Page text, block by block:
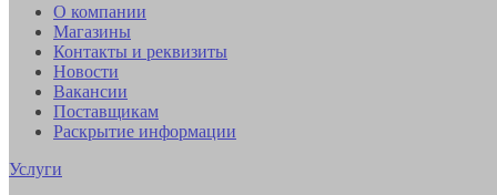
О компании
Магазины
Контакты и реквизиты
Новости
Вакансии
Поставщикам
Раскрытие информации
Услуги